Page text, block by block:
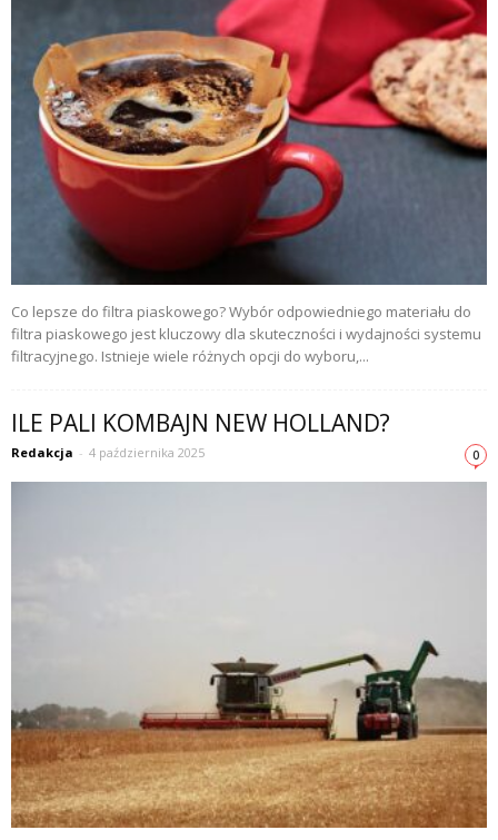
Co lepsze do filtra piaskowego? Wybór odpowiedniego materiału do
filtra piaskowego jest kluczowy dla skuteczności i wydajności systemu
filtracyjnego. Istnieje wiele różnych opcji do wyboru,...
ILE PALI KOMBAJN NEW HOLLAND?
Redakcja - 4 października 2025 0